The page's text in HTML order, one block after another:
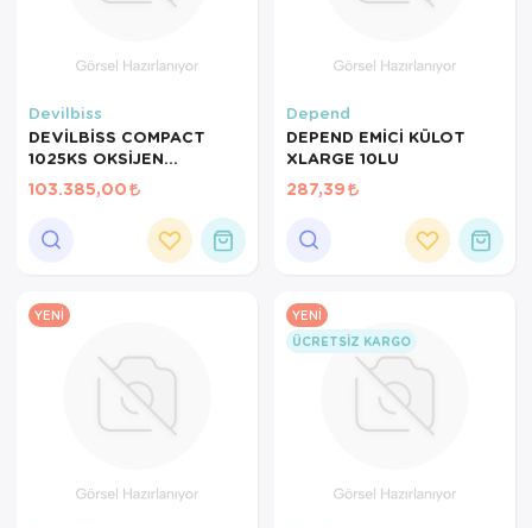
Ortopedi Ürünleri
Ortopedi Ürünleri
Ortopedi Ürünleri
Ortopedi Ürünleri
Ortopedi Ürünleri
Devilbiss
DEVİLBİSS COMPACT
1025KS OKSİJEN
KONSANTRATÖRÜ 10LT
KAPASİTELİ DEVILBISS
103.385,00
Depend
DEPEND EMİCİ KÜLOT
XLARGE 10LU
287,39
YENI
YENI
ÜCRETSIZ KARGO